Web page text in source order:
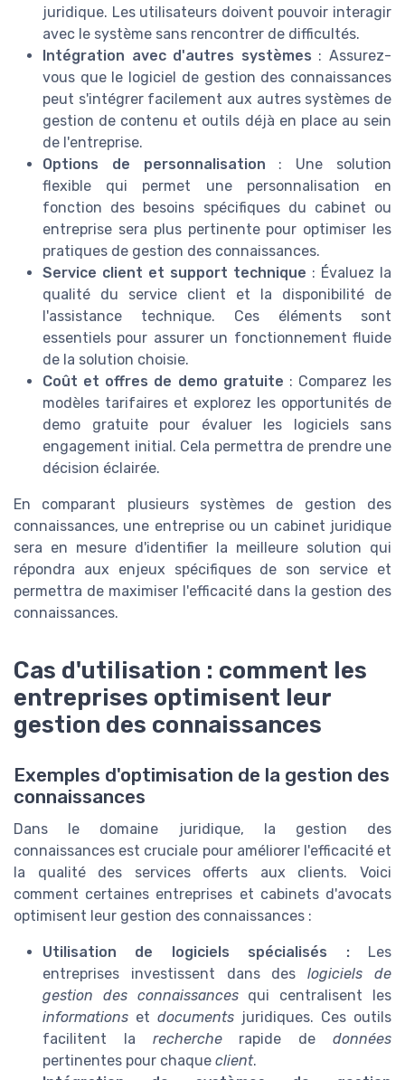
juridique. Les utilisateurs doivent pouvoir interagir
avec le système sans rencontrer de difficultés.
Intégration avec d'autres systèmes : Assurez-
vous que le logiciel de gestion des connaissances
peut s'intégrer facilement aux autres systèmes de
gestion de contenu et outils déjà en place au sein
de l'entreprise.
Options de personnalisation : Une solution
flexible qui permet une personnalisation en
fonction des besoins spécifiques du cabinet ou
entreprise sera plus pertinente pour optimiser les
pratiques de gestion des connaissances.
Service client et support technique : Évaluez la
qualité du service client et la disponibilité de
l'assistance technique. Ces éléments sont
essentiels pour assurer un fonctionnement fluide
de la solution choisie.
Coût et offres de demo gratuite : Comparez les
modèles tarifaires et explorez les opportunités de
demo gratuite pour évaluer les logiciels sans
engagement initial. Cela permettra de prendre une
décision éclairée.
En comparant plusieurs systèmes de gestion des
connaissances, une entreprise ou un cabinet juridique
sera en mesure d'identifier la meilleure solution qui
répondra aux enjeux spécifiques de son service et
permettra de maximiser l'efficacité dans la gestion des
connaissances.
Cas d'utilisation : comment les
entreprises optimisent leur
gestion des connaissances
Exemples d'optimisation de la gestion des
connaissances
Dans le domaine juridique, la gestion des
connaissances est cruciale pour améliorer l'efficacité et
la qualité des services offerts aux clients. Voici
comment certaines entreprises et cabinets d'avocats
optimisent leur gestion des connaissances :
Utilisation de logiciels spécialisés :Les
entreprises investissent dans deslogiciels de
gestion des connaissancesqui centralisent les
informations et documents juridiques. Ces outils
facilitent la rechercherapide dedonnées
pertinentes pour chaque client.